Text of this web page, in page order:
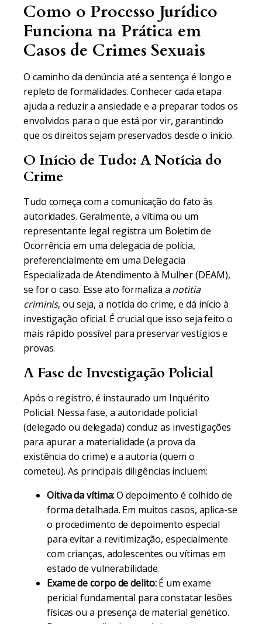
Como o Processo Jurídico
Funciona na Prática em
Casos de Crimes Sexuais
O caminho da denúncia até a sentença é longo e
repleto de formalidades. Conhecer cada etapa
ajuda a reduzir a ansiedade e a preparar todos os
envolvidos para o que está por vir, garantindo
que os direitos sejam preservados desde o início.
O Início de Tudo: A Notícia do
Crime
Tudo começa com a comunicação do fato às
autoridades. Geralmente, a vítima ou um
representante legal registra um Boletim de
Ocorrência em uma delegacia de polícia,
preferencialmente em uma Delegacia
Especializada de Atendimento à Mulher (DEAM),
se for o caso. Esse ato formaliza a notitia
criminis, ou seja, a notícia do crime, e dá início à
investigação oficial. É crucial que isso seja feito o
mais rápido possível para preservar vestígios e
provas.
A Fase de Investigação Policial
Após o registro, é instaurado um Inquérito
Policial. Nessa fase, a autoridade policial
(delegado ou delegada) conduz as investigações
para apurar a materialidade (a prova da
existência do crime) e a autoria (quem o
cometeu). As principais diligências incluem:
Oitiva da vítima:O depoimento é colhido de
forma detalhada. Em muitos casos, aplica-se
o procedimento de depoimento especial
para evitar a revitimização, especialmente
com crianças, adolescentes ou vítimas em
estado de vulnerabilidade.
Exame de corpo de delito:É um exame
pericial fundamental para constatar lesões
físicas ou a presença de material genético.